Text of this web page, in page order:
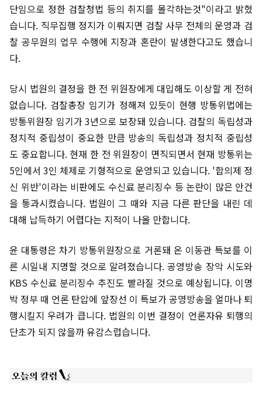
단임으로 정한 검찰청법 등의 취지를 몰각하는것"이라고 밝혔
습니다. 직무집행 정지가 이뤄지면 검찰 사무 전체의 운영과 검
찰 공무원의 업무 수행에 지장과 혼란이 발생한다고도 했습니
다.
당시 법원의 결정을 한 전 위원장에게 대입해도 이상할 게 전혀
없습니다. 검찰총장 임기가 정해져 있듯이 현행 방통위법에는
방통위원장 임기가 3년으로 보장돼 있습니다. 검찰의 독립성과
정치적 중립성이 중요한 만큼 방송의 독립성과 정치적 중립성
도 중요합니다. 현재 한 전 위원장이 면직되면서 현재 방통위는
5인에서 3인 체제로 기형적으로 운영되고 있습니다. '합의제 정
신 위반'이라는 비판에도 수신료 분리징수 등 논란이 많은 안건
을 통과시켰습니다. 법원이 그 때와 지금 다른 판단을 내린 데
대해 납득하기 어렵다는 지적이 나올 만합니다.
윤 대통령은 차기 방통위원장으로 거론돼 온 이동관 특보를 이
른 시일내 지명할 것으로 알려졌습니다. 공영방송 장악 시도와
KBS 수신료 분리징수 추진도 빨라질 것으로 예상됩니다. 이명
박 정부 때 언론 탄압에 앞장선 이 특보가 공영방송을 얼마나 퇴
행시킬지 우려가 큽니다. 법원의 이번 결정이 언론자유 퇴행의
단초가 되지 않을까 유감스럽습니다.